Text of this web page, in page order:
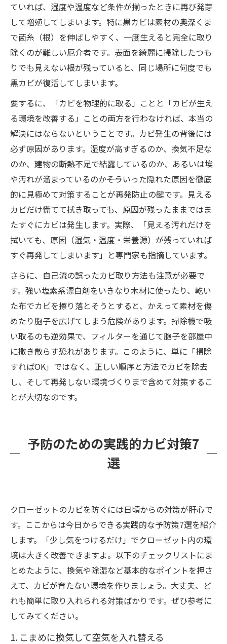
ていれば、湿度や温度など条件が揃ったときに再び発芽
して増殖してしまいます。特に黒カビは素材の奥深くま
で菌糸（根）を伸ばしやすく、一度生えると完全に取り
除くのが難しい厄介者です。表面を綺麗に掃除したつも
りでも見えない根が残っていると、同じ場所に何度でも
黒カビが復活してしまいます。
要するに、「カビを物理的に取る」ことと「カビが生え
る環境を改善する」ことの両方を行わなければ、本当の
解決にはならないということです。カビ発生の背後には
必ず原因があります。湿度が高すぎるのか、換気不足な
のか、建物の断熱不足で結露しているのか、あるいは埃
や汚れが溜まっているのか――そういった隠れた原因を徹底
的に見極めて対策することが再発防止の鍵です。見える
カビだけ慌てて拭き取っても、原因が残ったままではま
たすぐにカビは発生します。実際、「見える汚れだけを
拭いても、原因（湿気・温度・栄養源）が残っていれば
すぐ再発してしまいます」と専門家も指摘しています。
さらに、自己流の誤ったカビ取り方法も注意が必要で
す。強い塩素系漂白剤をいきなり木材に使ったり、乾い
た布でカビを擦り落とそうとすると、かえって素材を傷
めたり胞子を広げてしまう危険があります。掃除機で吸
い取るのも逆効果で、フィルターを通じて胞子を部屋中
に撒き散らす恐れがあります。このように、単に「掃除
すればOK」ではなく、正しい順序と方法でカビを除去
し、そして再発しない環境づくりまで含めて対策するこ
とが大切なのです。
予防のための実践的カビ対策7
選
クローゼットのカビを防ぐには日頃からの対策が肝心で
す。ここからは今日からできる実践的な予防策7選を紹介
します。「少し気をつけるだけ」でクローゼット内の環
境は大きく改善できますよ。以下のチェックリストにま
とめたように、換気や除湿など基本的なポイントを押さ
えて、カビが育たない環境を作りましょう。大丈夫、ど
れも簡単に取り入れられる対策ばかりです。ぜひ参考に
してみてください。
1. こまめに換気して空気を入れ替える